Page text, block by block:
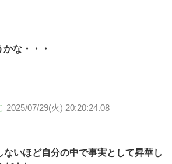
な・・・
2025/07/29(火) 20:20:24.08
ないほど自分の中で事実として昇華し